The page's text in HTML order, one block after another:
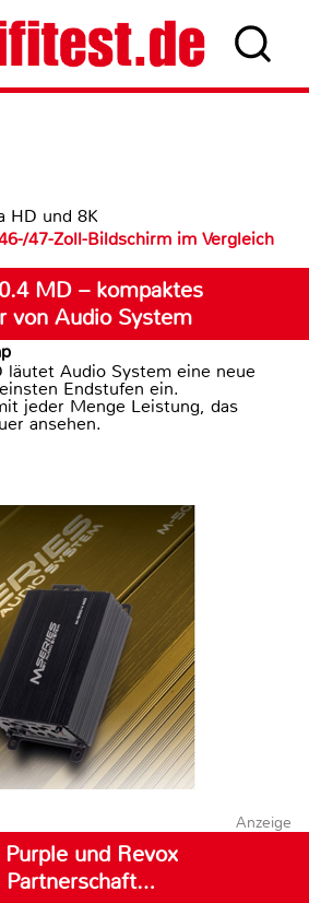
HD und 8K
47-Zoll-Bildschirm im Vergleich
MD – kompaktes
von Audio System
Audio System eine neue
Endstufen ein.
jeder Menge Leistung, das
ansehen.
Anzeige
und Revox
Partnerschaft…